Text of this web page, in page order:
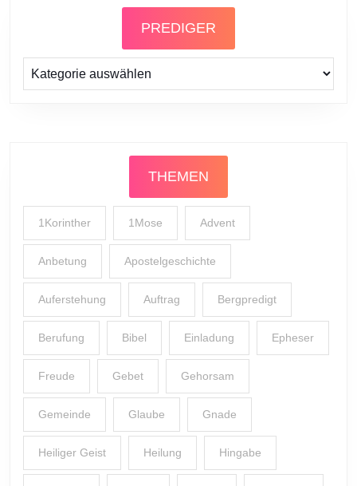
PREDIGER
Prediger
THEMEN
1Korinther 1Mose Advent
Anbetung Apostelgeschichte
Auferstehung Auftrag Bergpredigt
Berufung Bibel Einladung Epheser
Freude Gebet Gehorsam
Gemeinde Glaube Gnade
Heiliger Geist Heilung Hingabe